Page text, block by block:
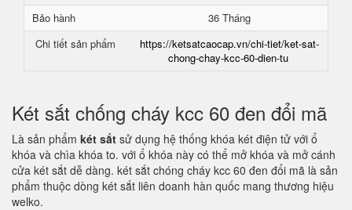
Bảo hành
36 Tháng
Chi tiết sản phẩm
https://ketsatcaocap.vn/chi-tiet/ket-sat-
chong-chay-kcc-60-dien-tu
Két sắt chống cháy kcc 60 đen đổi mã
Là sản phẩm két sắt sử dụng hệ thống khóa két điện tử với ổ
khóa và chìa khóa to. với ổ khóa này có thể mở khóa và mở cánh
cửa két sắt dễ dàng. két sắt chóng cháy kcc 60 đen đổi mã là sản
phẩm thuộc dòng két sắt liên doanh hàn quốc mang thương hiệu
welko.